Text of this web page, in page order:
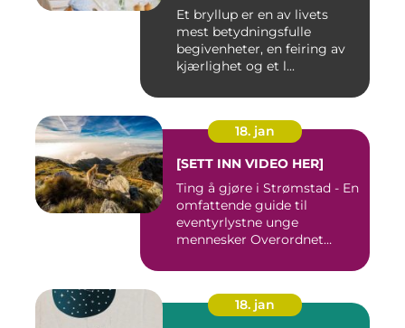
Et bryllup er en av livets
mest betydningsfulle
begivenheter, en feiring av
kjærlighet og et l...
18. jan
[SETT INN VIDEO HER]
Ting å gjøre i Strømstad - En
omfattende guide til
eventyrlystne unge
mennesker Overordnet
18. jan